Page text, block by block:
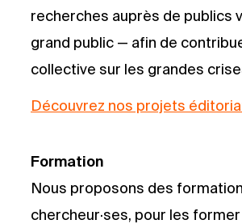
recherches auprès de publics
grand public — afin de
collective sur les grandes
Découvrez nos projets
Formation
Nous proposons des
chercheur·ses, pour les